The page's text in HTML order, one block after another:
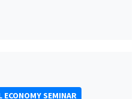
ECONOMY SEMINAR